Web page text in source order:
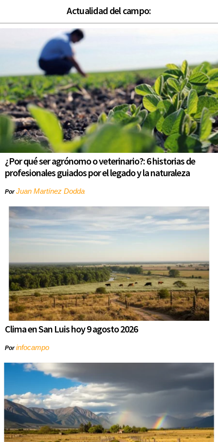
Actualidad del campo:
¿Por qué ser agrónomo o veterinario?: 6 historias de
profesionales guiados por el legado y la naturaleza
PorJuan Martínez Dodda
Clima en San Luis hoy 9 agosto 2026
Porinfocampo